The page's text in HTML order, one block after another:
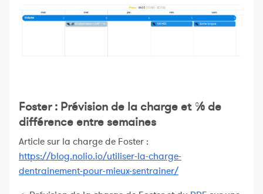
Foster : Prévision de la charge et % de
différence entre semaines
Article sur la charge de Foster :
https://blog.nolio.io/utiliser-la-charge-
dentrainement-pour-mieux-sentrainer/